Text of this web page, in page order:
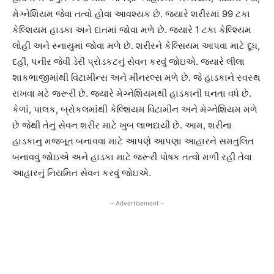
મેગ્નેશિયમ જેવા તત્વો હોવા આવશ્યક છે. જયારે શરીરમાં 99 ટકા
કેલ્શિયમ હાડકા અને દાંતમાં જોવા મળે છે. જયારે 1 ટકા કેલ્શ્યિમ
લોહી અને સ્નાયુમાં જોવા મળે છે. શરીરને કેલ્સિયમ આપવા માટે દૂધ,
દહીં, પનીર જેવી ડેરી પ્રોડકટનું સેવન કરવું જોઇએ. જયારે લીલા
શાકભાજીમાંથી વિટામીન્સ અને મીનરલ્સ મળે છે. જે હાડકાને સ્વસ્થ
રાખવા મટે જરૂરી છે. જયારે મેગ્નેશિયમથી હાડકાની ઘનતા વધે છે.
કેળાં, પાલક, બ્રોકલમાંથી કેલ્શિયમ વિટામીન અને મેગ્નેશિયમ મળે
છે જેથી તેનું સેવન શરીર માટે ખુબ લાભદાયી છે. આમ, શરીના
હાડકાનુ મજબૂત બનાવવા માટે આપણે આપણા આહારને સમતુલિત
બનાવવું જોઇએ અને હાડકા માટે જરૂરી પોષક તત્વો મળી રહી તેવા
આહારનું નિયમિત સેવન કરવું જોઇએ.
- Advertisement -